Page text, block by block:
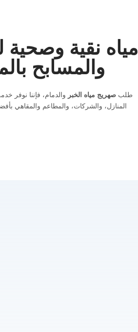
مياه نقية وصحية
والمسابح
طلب صهريج مياه الخبر والدمام، فإننا نوفر
المنازل، والشركات، والمطاعم والمقاهي